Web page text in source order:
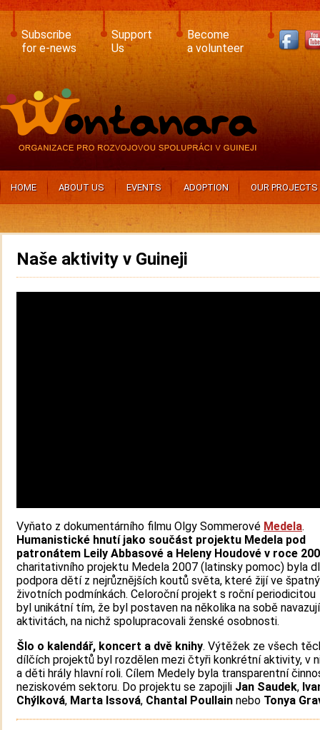
Skip
main
content
Subscribe
for e-news
Support
Us
Become
a volunteer
HOME ABOUT US EVENTS ADOPTION OUR PROJECTS
Naše aktivity v Guineji
Vyňato z dokumentárního filmu Olgy Sommerové Medela.
Humanistické hnutí jako součást projektu Medela pod
patronátem Leily Abbasové a Heleny Houdové v roce
charitativního projektu Medela 2007 (latinsky pomoc) byla
podpora dětí z nejrůznějších koutů světa, které žijí ve
životních podmínkách. Celoroční projekt s roční periodicitou
byl unikátní tím, že byl postaven na několika na sobě
aktivitách, na nichž spolupracovali ženské osobnosti.
Šlo o kalendář, koncert a dvě knihy. Výtěžek ze všech
dílčích projektů byl rozdělen mezi čtyři konkrétní aktivity, v
a děti hrály hlavní roli. Cílem Medely byla transparentní
neziskovém sektoru. Do projektu se zapojili Jan Saudek,
Chýlková, Marta Issová, Chantal Poullain nebo Tonya